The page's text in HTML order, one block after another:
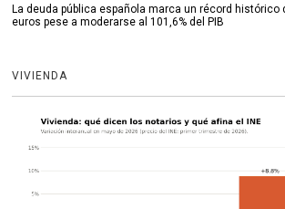
La deuda pública española marca un récord histórico
euros pese a moderarse al 101,6% del PIB
VIVIENDA